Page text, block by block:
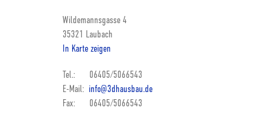
Wildemannsgasse 4
35321 Laubach
In Karte zeigen
Tel.: 06405/5066543
E-Mail: info@3dhausbau.de
Fax: 06405/5066543